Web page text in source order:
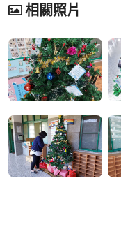
相關照片